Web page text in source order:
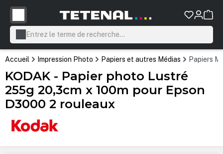
principal
Accueil Impression Photo Papiers et autres Médias Papiers
KODAK - Papier photo Lustré
255g 20,3cm x 100m pour Epson
D3000 2 rouleaux